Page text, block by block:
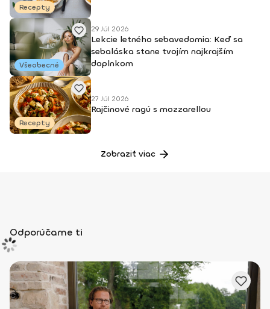
Recepty
Všeobecné
29 Júl 2026
Lekcie letného sebavedomia: Keď sa
sebaláska stane tvojím najkrajším
doplnkom
Recepty
27 Júl 2026
Rajčinové ragú s mozzarellou
Zobraziť viac
Odporúčame ti